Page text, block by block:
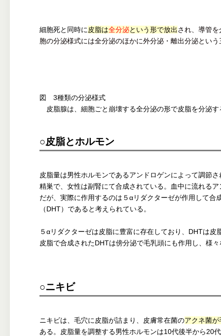
細胞死と同時に 皮脂は全分泌という形で放出され、導管
胞の分泌様式には全分泌のほかに外分泌・離出分泌とい
図 3種類の分泌様式
皮脂腺は、細胞ごと崩壊する全分泌の形で皮脂を分泌す
○皮脂とホルモン
皮脂量は男性ホルモンであるアンドロゲンによって調節
精巣で、女性は副腎にて合成されている。血中に流れる
だが、実際に作用するのは５αリダクターゼが作用して合
（DHT）であると考えられている。
５αリダクターゼは皮脂に豊富に存在しており、DHTは皮
皮脂で合成されたDHTは傍分泌で毛乳頭にも作用し、様
○ニキビ
ニキビは、毛穴に皮脂が詰まり、皮膚常在菌のアクネ菌
ある。皮脂量を調整する男性ホルモンは10代後半から20